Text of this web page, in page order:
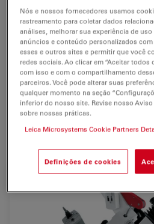
O Leica ULT500 (Leica Ultra
que poupa luz, completa e
coobservaçãoem todas as
óticosM525/M520/M500N,
da coluna vertebral e
A repartição do feixe de luz em
assistente/ 20%vídeo
iluminação brilhante
grau superior de luz é
Nós e nossos fornecedores usamos
rastreamento para coletar dados
análises, melhorar sua experiência de
anúncios e conteúdo personalizados
esses e outros sites e permitir que você
redes sociais. Ao clicar em “Aceitar todos
com isso e com o compartilhamento
parceiros. Você pode alterar suas
qualquer momento na seção
inferior do nosso site. Revise nosso
sobre nossas práticas.
Leica Microsystems Cookie Partners
Definições de cookies